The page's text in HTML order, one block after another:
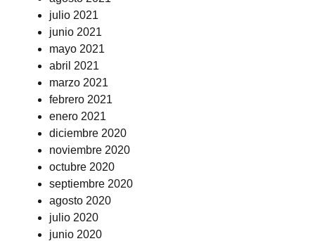
julio 2021
junio 2021
mayo 2021
abril 2021
marzo 2021
febrero 2021
enero 2021
diciembre 2020
noviembre 2020
octubre 2020
septiembre 2020
agosto 2020
julio 2020
junio 2020